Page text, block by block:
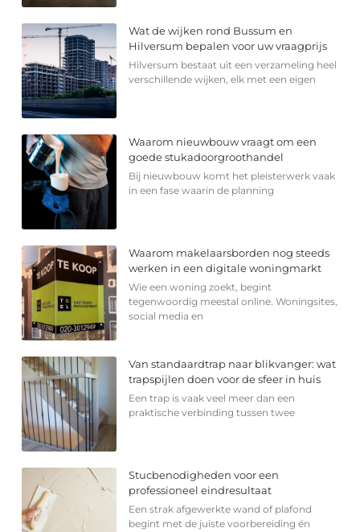
Wat de wijken rond Bussum en
Hilversum bepalen voor uw vraagprijs
Hilversum bestaat uit een verzameling heel
verschillende wijken, elk met een eigen
Waarom nieuwbouw vraagt om een
goede stukadoorgroothandel
Bij nieuwbouw komt het pleisterwerk vaak
in een fase waarin de planning
Waarom makelaarsborden nog steeds
werken in een digitale woningmarkt
Wie een woning zoekt, begint
tegenwoordig meestal online. Woningsites,
social media en
Van standaardtrap naar blikvanger: wat
trapspijlen doen voor de sfeer in huis
Een trap is vaak veel meer dan een
praktische verbinding tussen twee
Stucbenodigheden voor een
professioneel eindresultaat
Een strak afgewerkte wand of plafond
begint met de juiste voorbereiding én